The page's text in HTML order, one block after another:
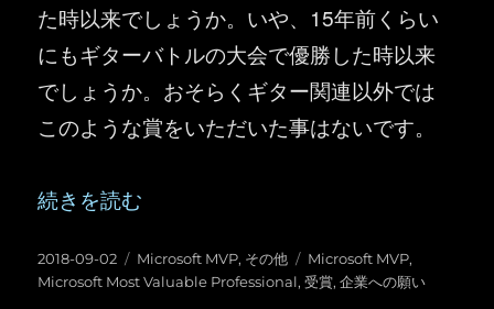
た時以来でしょうか。いや、15年前くらい
にもギターバトルの大会で優勝した時以来
でしょうか。おそらくギター関連以外では
このような賞をいただいた事はないです。
“2018-2019 Microsoft MVP ( Microsoft Most
続きを読む
投
稿
2018-09-02
カ
テ
Microsoft MVP, その他
タ
グ
Microsoft MVP,
Microsoft Most Valuable Professional,受賞,企業への願い